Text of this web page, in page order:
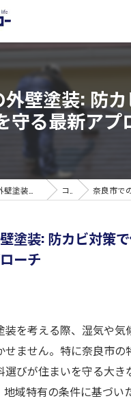
壁塗装: 防
守る最新アプ
コラム 奈良市での外壁塗装: 防
塗装: 防カビ対策
ーチ
装を考える際、湿気や気
せません。特に奈良市の
選びが住まいを守る大き
地域特有の条件に基づい